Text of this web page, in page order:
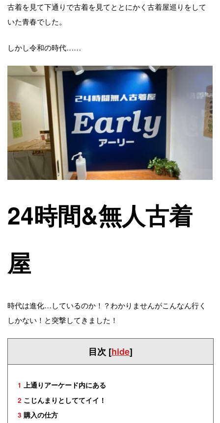
古着を見て下通りで古着を見てととにかく古着屋巡りをして
いた青春でした。
しかし令和の時代……
24時間&無人古着
屋
時代は進化…しているのか！？わかりませんがこんなん行く
しかない！と突撃してきました！
目次 [hide]
1 上通りアーケード内にある
2 こじんまりとしててイイ！
3 購入の仕方